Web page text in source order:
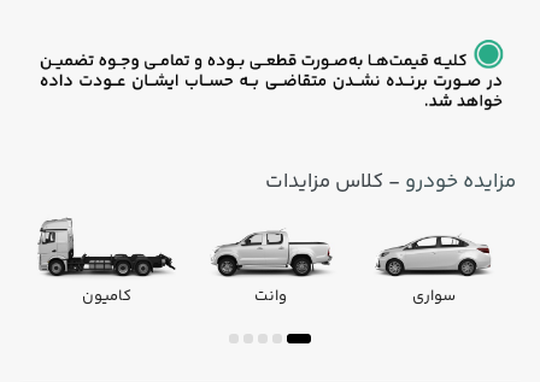
مزایده خودرو - کلاس مزایدات
سواری وانت کامیون